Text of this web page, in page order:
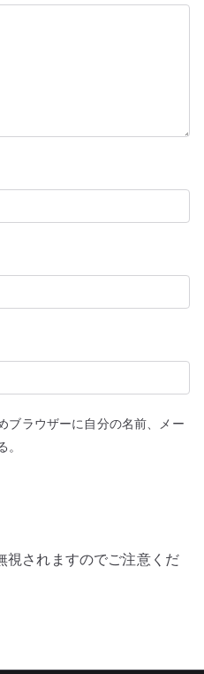
ブラウザーに自分の名前、メー
視されますのでご注意くだ